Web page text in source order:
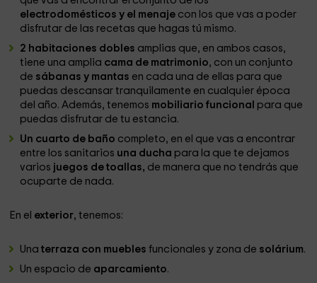
electrodomésticos y el menaje con los que vas a poder
disfrutar de las recetas que hagas tú mismo.
2 habitaciones dobles amplias que, en ambos casos,
tiene una amplia cama de matrimonio, con un conjunto
de sábanas y mantas en cada una de ellas para que
puedas descansar tranquilamente en cualquier época
del año. Además, tenemos mobiliario funcional para que
puedas disfrutar de tu estancia.
Un cuarto de baño completo, en el que vas a encontrar
entre los sanitarios una ducha para la que te dejamos
varios juegos de toallas, de manera que no tendrás que
ocuparte de nada.
En el exterior, tenemos:
Una terraza con muebles funcionales y zona de solárium.
Un espacio de aparcamiento.